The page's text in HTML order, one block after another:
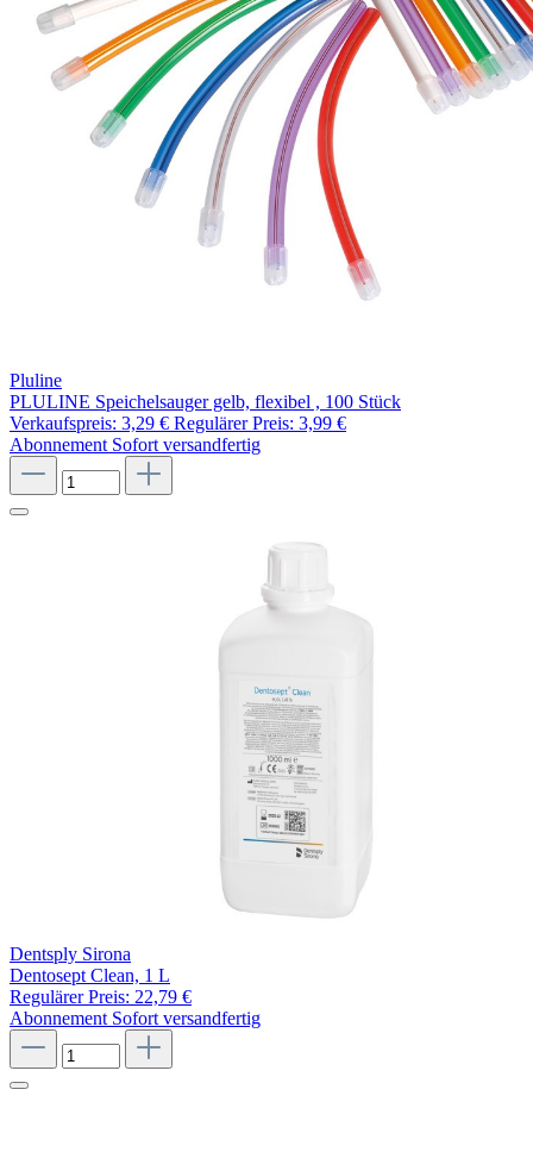
Pluline
PLULINE Speichelsauger gelb, flexibel , 100 Stück
Verkaufspreis: 3,29 € Regulärer Preis: 3,99 €
Abonnement Sofort versandfertig
Dentsply Sirona
Dentosept Clean, 1 L
Regulärer Preis: 22,79 €
Abonnement Sofort versandfertig